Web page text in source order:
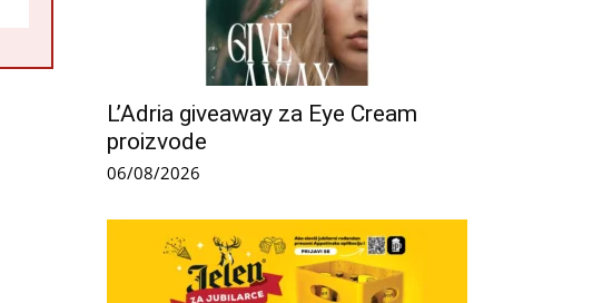
L’Adria giveaway za Eye Cream
proizvode
06/08/2026